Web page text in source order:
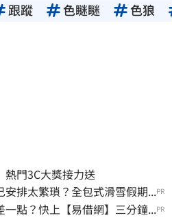
跟蹤 色瞇瞇 色狼
門3C大獎接力送
安排太繁瑣？全包式滑雪假期...PR
一點？快上【易借網】三分鐘...PR